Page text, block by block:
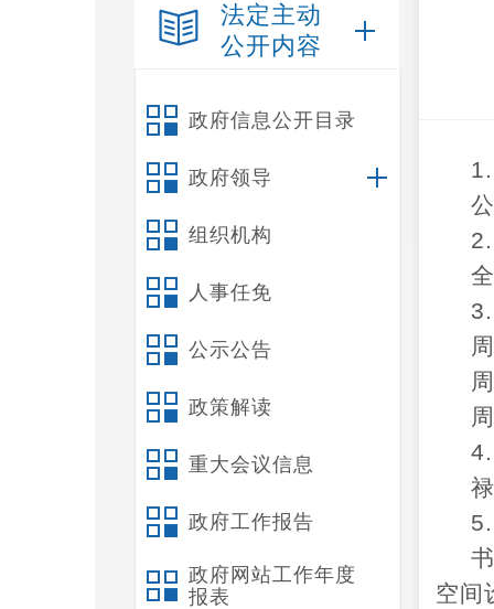
法定主动
公开内容
政府信息公开目录
政府领导
组织机构
人事任免
公示公告
政策解读
重大会议信息
政府工作报告
政府网站工作年度
报表
空间